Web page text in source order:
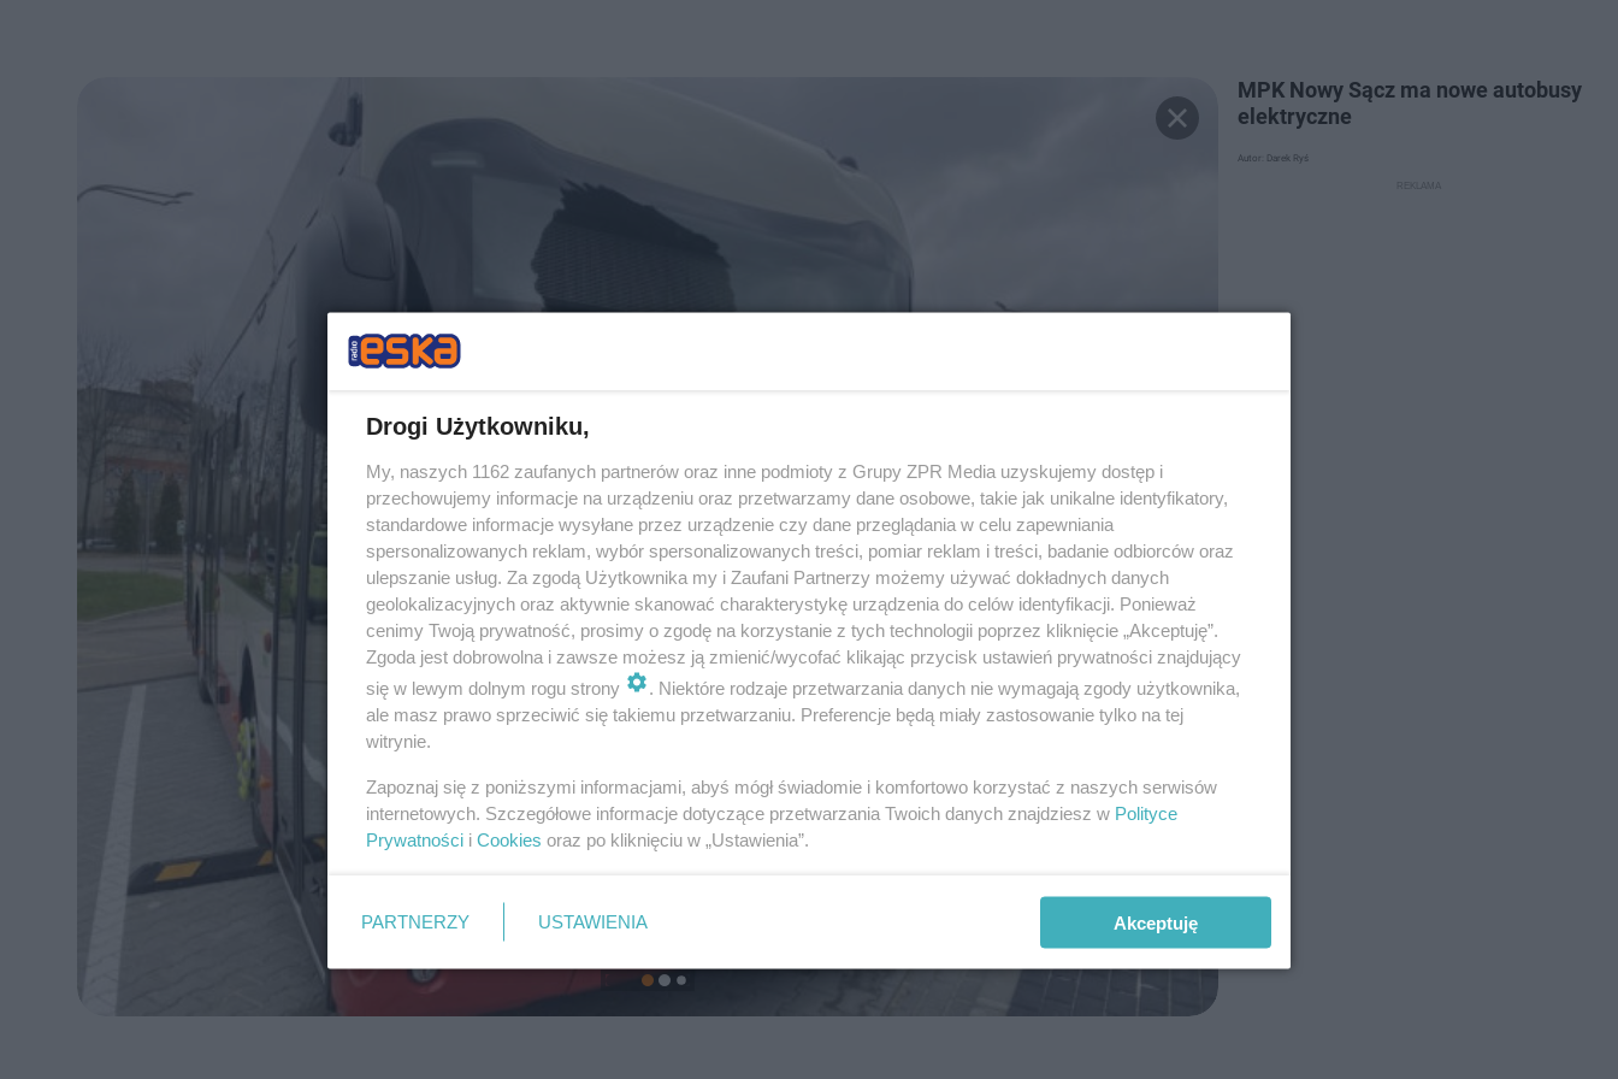
MPK Nowy Sącz ma nowe autobusy
elektryczne
Autor: Darek Ryś
Drogi Użytkowniku,
My, naszych 1162 zaufanych partnerów oraz inne podmioty z Grupy ZPR Media uzyskujemy dostęp i
przechowujemy informacje na urządzeniu oraz przetwarzamy dane osobowe, takie jak unikalne identyfikatory,
standardowe informacje wysyłane przez urządzenie czy dane przeglądania w celu zapewniania
spersonalizowanych reklam, wybór spersonalizowanych treści, pomiar reklam i treści, badanie odbiorców oraz
ulepszanie usług. Za zgodą Użytkownika my i Zaufani Partnerzy możemy używać dokładnych danych
geolokalizacyjnych oraz aktywnie skanować charakterystykę urządzenia do celów identyfikacji. Ponieważ
cenimy Twoją prywatność, prosimy o zgodę na korzystanie z tych technologii poprzez kliknięcie „Akceptuję”.
Zgoda jest dobrowolna i zawsze możesz ją zmienić/wycofać klikając przycisk ustawień prywatności znajdujący
się w lewym dolnym rogu strony
. Niektóre rodzaje przetwarzania danych nie wymagają zgody użytkownika,
ale masz prawo sprzeciwić się takiemu przetwarzaniu. Preferencje będą miały zastosowanie tylko na tej
witrynie.
Zapoznaj się z poniższymi informacjami, abyś mógł świadomie i komfortowo korzystać z naszych serwisów
internetowych. Szczegółowe informacje dotyczące przetwarzania Twoich danych znajdziesz w Polityce
Prywatności i Cookies oraz po kliknięciu w „Ustawienia”.
PARTNERZY USTAWIENIA Akceptuję